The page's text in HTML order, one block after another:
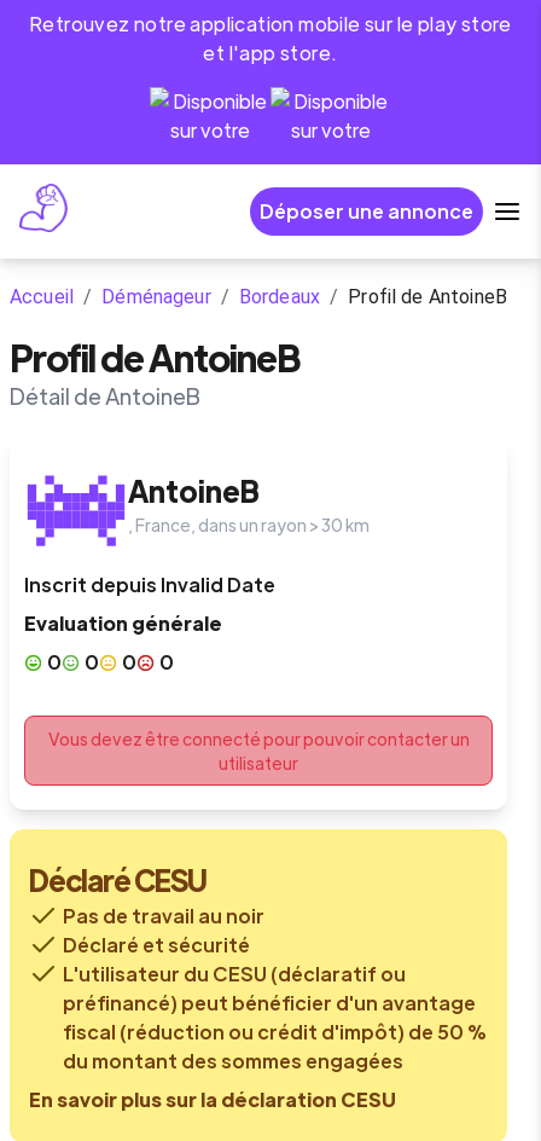
Retrouvez notre application mobile sur le play store
et l'app store.
Déposer une annonce
Accueil / Déménageur / Bordeaux / Profil de AntoineB
Profil de AntoineB
Détail de AntoineB
AntoineB
France , dans un rayon > 30 km
Inscrit depuis Invalid Date
Evaluation générale
0
0 0 0
Vous devez être connecté pour pouvoir contacter un
utilisateur
Déclaré CESU
Pas de travail au noir
Déclaré et sécurité
L'utilisateur du CESU (déclaratif ou
préfinancé) peut bénéficier d'un avantage
fiscal (réduction ou crédit d'impôt) de 50 %
du montant des sommes engagées
En savoir plus sur la déclaration CESU